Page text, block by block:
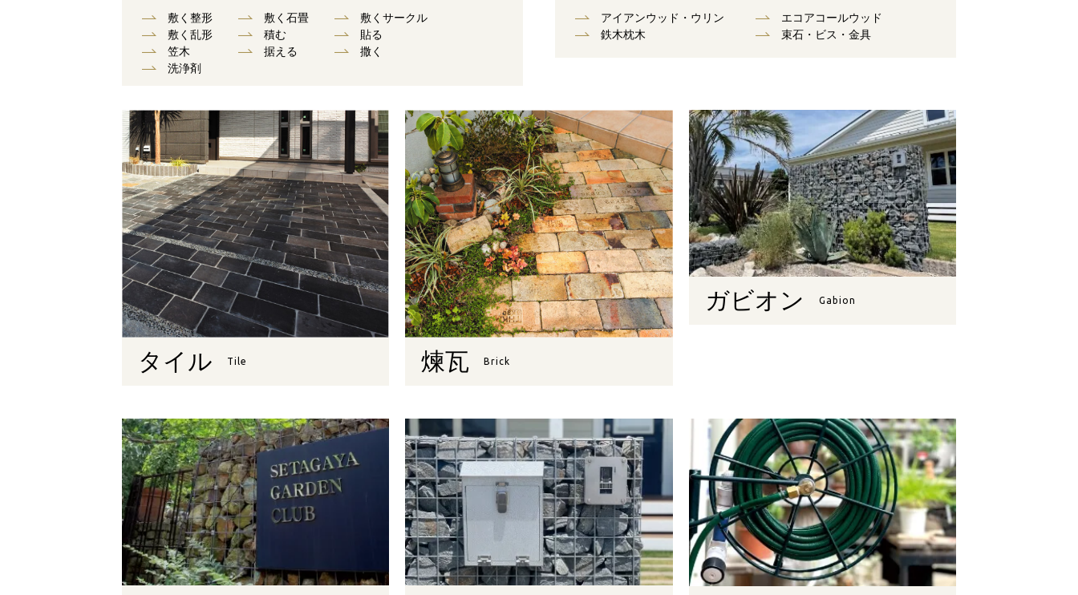
敷く整形 敷く石畳
敷くサークル
敷く乱形
積む
貼る
笠木
据える
撒く
洗浄剤
アイアンウッド・ウリン
エコアコールウッド
鉄木枕木
束⽯・ビス・⾦具
タイル Tile 煉瓦 Brick
ガビオン Gabion